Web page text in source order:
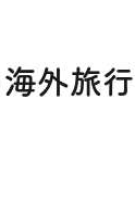
海外旅